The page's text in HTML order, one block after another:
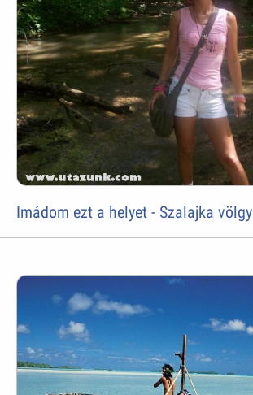
Imádom ezt a helyet - Szalajka völgy